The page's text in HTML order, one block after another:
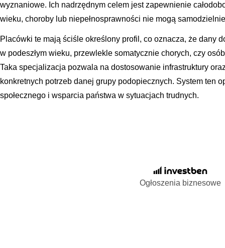
wyznaniowe. Ich nadrzędnym celem jest zapewnienie
wieku, choroby lub niepełnosprawności nie mogą
Placówki te mają ściśle określony profil, co oznacza, że dany
w podeszłym wieku, przewlekle somatycznie chorych, czy
Taka specjalizacja pozwala na dostosowanie infrastruktury
konkretnych potrzeb danej grupy podopiecznych. System ten
społecznego i wsparcia państwa w sytuacjach trudnych.
Ogłoszenia biznesowe